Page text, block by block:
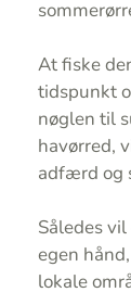
At fiske
tidspunkt
nøglen til
havørred,
adfærd og
Således
egen
lokale